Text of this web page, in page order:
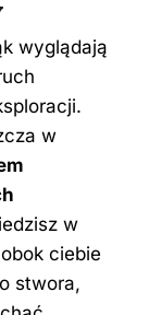
wyglądają
w
w
ciebie
stwora,